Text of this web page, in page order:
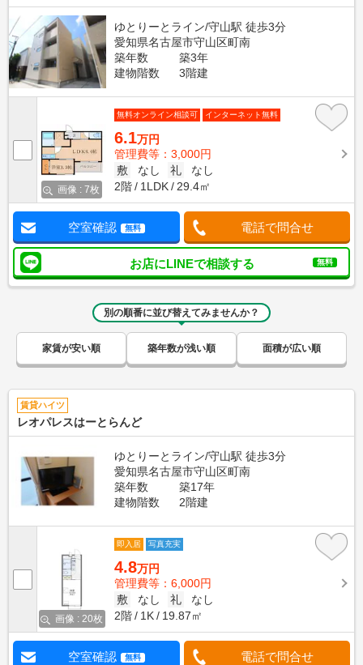
ゆとりーとライン/守山駅 徒歩3分
愛知県名古屋市守山区町南
築年数
築3年
建物階数
3階建
画像 : 7枚
無料オンライン相談可 インターネット無料
6.1万円
管理費等：3,000円
敷
なし 礼
なし
2階
1LDK 29.4㎡
空室確認 無料 電話で問合せ
お店にLINEで相談する 無料
別の順番に並び替えてみませんか？
家賃が安い順 築年数が浅い順 面積が広い順
賃貸ハイツ
レオパレスはーとらんど
ゆとりーとライン/守山駅 徒歩3分
愛知県名古屋市守山区町南
築年数
築17年
建物階数
2階建
画像 : 20枚
即入居 写真充実
4.8万円
管理費等：6,000円
敷
なし 礼
なし
2階
1K 19.87㎡
空室確認 無料 電話で問合せ